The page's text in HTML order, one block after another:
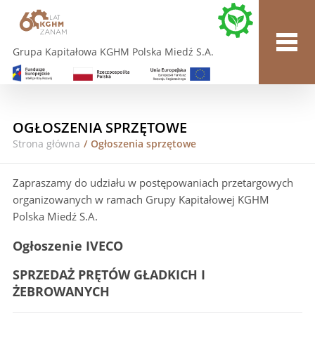
Grupa Kapitałowa KGHM Polska Miedź S.A.
OGŁOSZENIA SPRZĘTOWE
Strona główna / Ogłoszenia sprzętowe
Zapraszamy do udziału w postępowaniach przetargowych
organizowanych w ramach Grupy Kapitałowej KGHM
Polska Miedź S.A.
Ogłoszenie IVECO
SPRZEDAŻ PRĘTÓW GŁADKICH I
ŻEBROWANYCH